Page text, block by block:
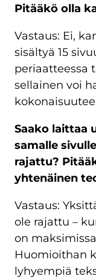
Pitääkö olla
Vastaus: Ei,
sisältyä 15
periaatteessa
sellainen voi
Saako laittaa
samalle
rajattu?
yhtenäinen
Vastaus:
ole rajattu –
on
Huomioithan
lyhyempiä